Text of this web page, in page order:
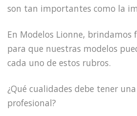
son tan importantes como la
En Modelos Lionne,
para que nuestras modelos
cada uno de estos rubros.
¿Qué cualidades debe tener
profesional?